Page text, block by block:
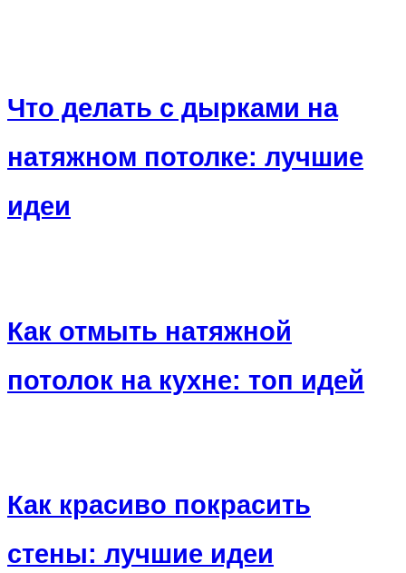
Что делать с дырками на
натяжном потолке: лучшие
идеи
Как отмыть натяжной
потолок на кухне: топ идей
Как красиво покрасить
стены: лучшие идеи